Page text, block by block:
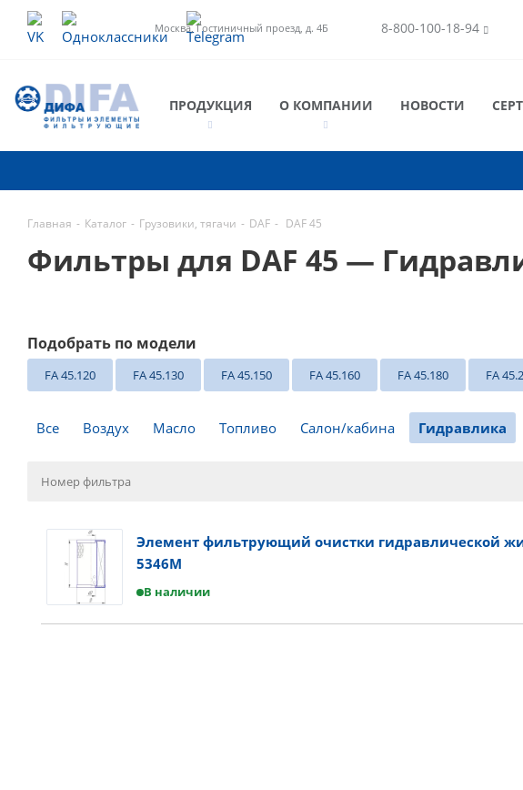
Москва, Гостиничный проезд, д. 4Б 8-800-100-18-94
ПРОДУКЦИЯ О КОМПАНИИ НОВОСТИ
Главная - Каталог - Грузовики, тягачи - DAF - DAF 45
Фильтры для DAF 45 —
Подобрать по модели
FA 45.120 FA 45.130 FA 45.150 FA 45.160 FA 45.180 FA
Все Воздух Масло Топливо Салон/кабина Гидравлика
Элемент фильтрующий очистки гидравлической
5346M
В наличии